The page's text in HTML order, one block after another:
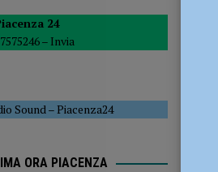
CRONACA PIACENZA
[ 6 Agosto 2026 ] Crisi idrica, Murelli (Lega):
24
– Invia
Sound–Piacenza24
ORA PIACENZA